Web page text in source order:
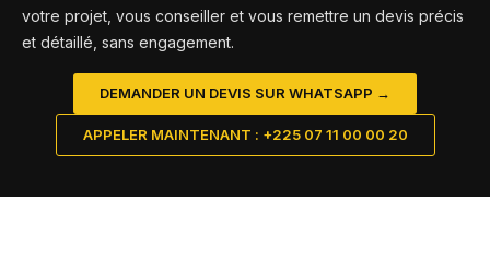
votre projet, vous conseiller et vous remettre un devis précis
et détaillé, sans engagement.
DEMANDER UN DEVIS SUR WHATSAPP →
APPELER MAINTENANT : +225 07 11 00 00 20